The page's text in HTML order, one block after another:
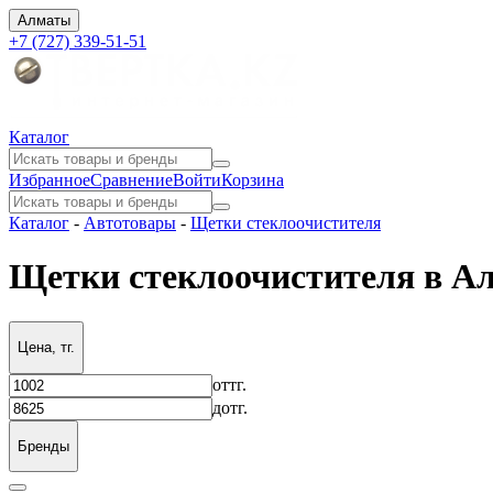
Алматы
+7 (727) 339-51-51
Каталог
ИзбранноеСравнениеВойтиКорзина
Каталог - Автотовары - Щетки стеклоочистителя
Щетки стеклоочистителя в
Цена, тг.
оттг.
дотг.
Бренды